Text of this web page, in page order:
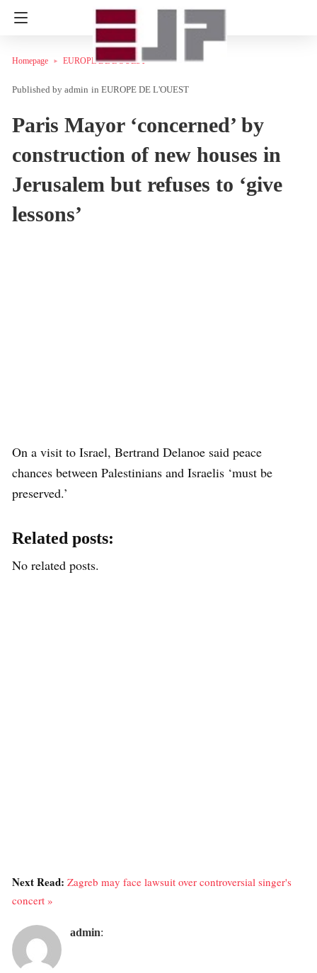
Homepage EUROPE DE L'OUEST
admin in EUROPE DE L'OUEST
Paris Mayor ‘concerned’ by
construction of new houses in
Jerusalem but refuses to ‘give
lessons’
On a visit to Israel, Bertrand Delanoe said peace
chances between Palestinians and Israelis ‘must be
preserved.’
Related posts:
No related posts.
Next Read: Zagreb may face lawsuit over controversial singer's
concert »
admin: